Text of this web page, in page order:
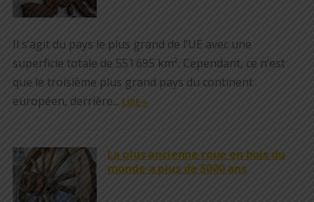
Il s’agit du pays le plus grand de l’UE avec une
superficie totale de 551 695 km². Cependant, ce n’est
que le troisième plus grand pays du continent
européen, derrière... LIRE »
La plus ancienne roue en bois du
monde a plus de 5000 ans